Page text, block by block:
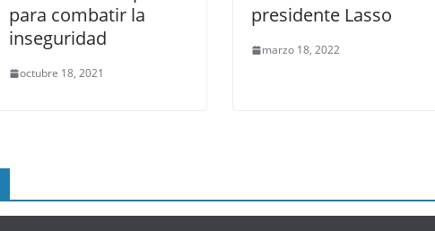
para combatir la
inseguridad
octubre 18, 2021
presidente Lasso
marzo 18, 2022